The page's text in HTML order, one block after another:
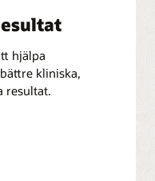
hjälpa
kliniska,
resultat.